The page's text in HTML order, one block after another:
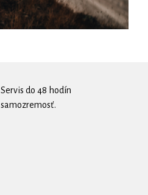
Servis do 48 hodín
samozremosť.